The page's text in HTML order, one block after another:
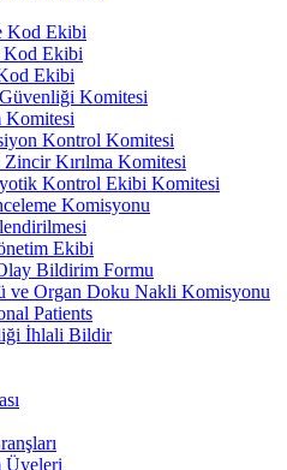
Kod Ekibi
Kod Ekibi
Ekibi
Komitesi
Komitesi
Kontrol Komitesi
Zincir Kırılma Komitesi
Kontrol Ekibi Komitesi
Komisyonu
Ekibi
Bildirim Formu
ve Organ Doku Nakli Komisyonu
Patients
İhlali Bildir
Üyeleri